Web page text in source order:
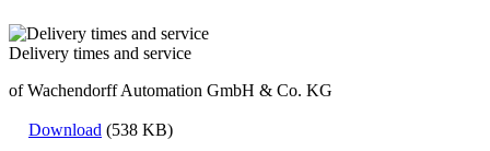
Delivery times and service
of Wachendorff Automation GmbH & Co. KG
Download (538 KB)